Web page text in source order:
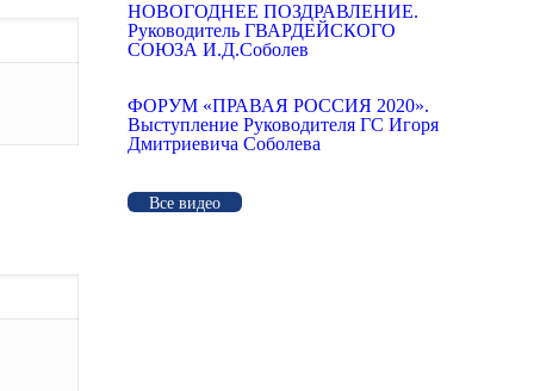
НОВОГОДНЕЕ ПОЗДРАВЛЕНИЕ.
Руководитель ГВАРДЕЙСКОГО
СОЮЗА И.Д.Соболев
ФОРУМ «ПРАВАЯ РОССИЯ 2020».
Выступление Руководителя ГС Игоря
Дмитриевича Соболева
Все видео